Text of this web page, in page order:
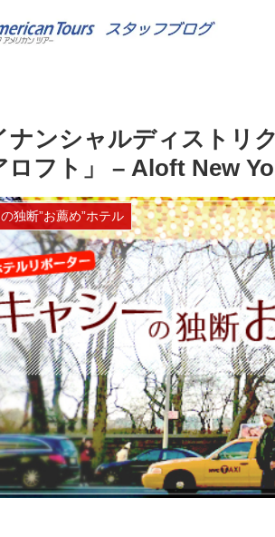
ナンシャルディストリ
ロフト」 – Aloft New
独断”お薦め”ホテル